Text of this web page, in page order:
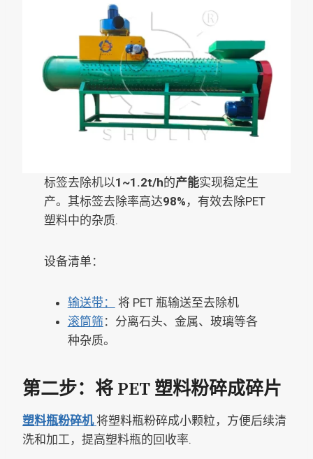
标签去除机以1~1.2t/h的产能实现稳定生
产。其标签去除率高达98% ，有效去除PET
塑料中的杂质.
设备清单：
输送带：
将 PET 瓶输送至去除机
滚筒筛 ：分离石头、金属、玻璃等各
种杂质。
第二步：将 PET 塑料粉碎成碎片
塑料瓶粉碎机 将塑料瓶粉碎成小颗粒，方便后续清
洗和加工，提高塑料瓶的回收率.